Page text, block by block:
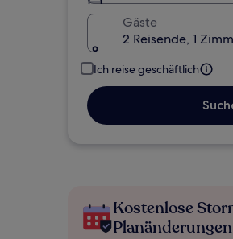
Gäste
2 Reisende, 1
Ich reise geschäftlich
Kostenlose
Planänderungen